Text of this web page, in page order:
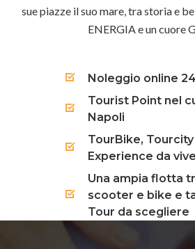
sue piazze il suo mare, tra storia e
ENERGIA e un cuore
Noleggio online
Tourist Point nel
Napoli
TourBike,
Experience da
Una ampia flotta
scooter e bike e
Tour da scegliere